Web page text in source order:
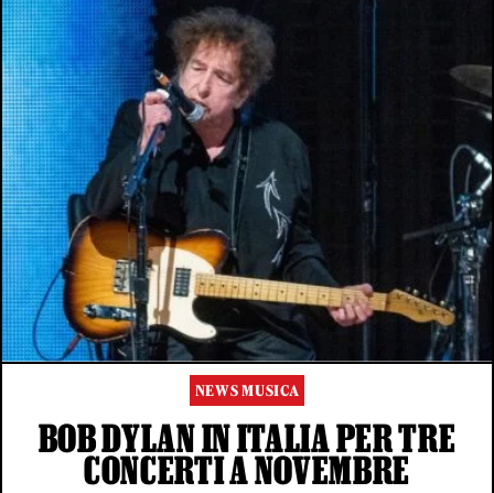
NEWS MUSICA
BOB DYLAN IN ITALIA PER TRE
CONCERTI A NOVEMBRE